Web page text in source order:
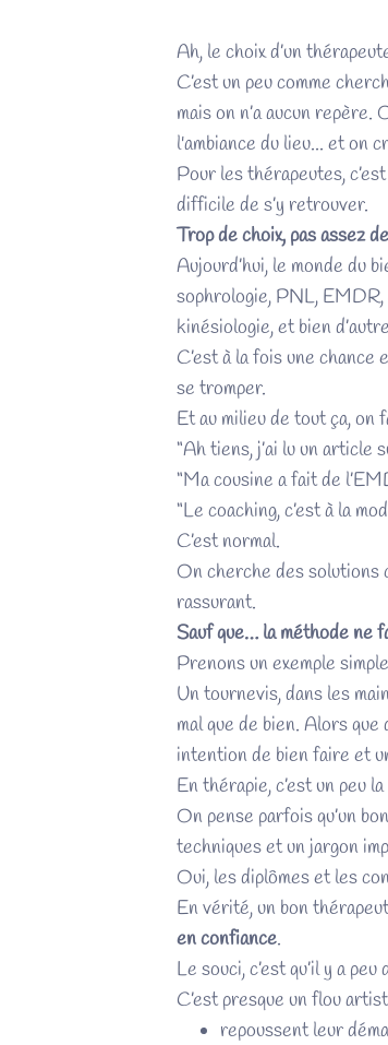
Ah, le choix d’un
C’est un peu comme
mais on n’a aucun
l'ambiance du lieu... et on
Pour les thérapeutes,
difficile de s’y retrouver.
Trop de choix, pas assez
Aujourd’hui, le monde du
sophrologie, PNL, EMDR,
kinésiologie, et bien
C’est à la fois une chance
se tromper.
Et au milieu de tout ça, on
“Ah tiens, j’ai lu un article
“Ma cousine a fait de
“Le coaching, c’est à la
C’est normal.
On cherche des solutions
rassurant.
Sauf que… la méthode ne
Prenons un exemple
Un tournevis, dans les
mal que de bien. Alors
intention de bien faire et
En thérapie, c’est un peu
On pense parfois qu’un
techniques et un jargon
Oui, les diplômes et les
En vérité, un bon
en confiance.
Le souci, c’est qu’il y a
C’est presque un flou
repoussent leur